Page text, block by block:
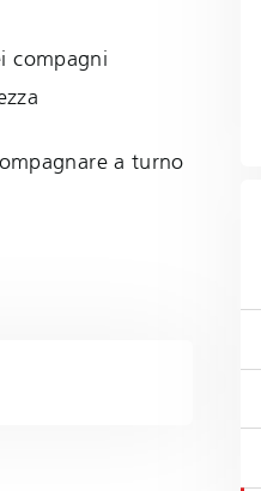
compagni
a turno